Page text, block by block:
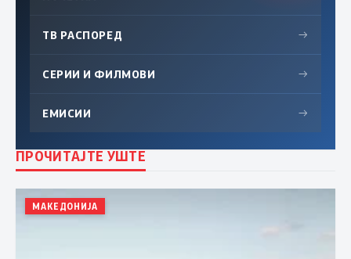
ТВ РАСПОРЕД →
СЕРИИ И ФИЛМОВИ →
ЕМИСИИ →
ПРОЧИТАЈТЕ УШТЕ
МАКЕДОНИЈА